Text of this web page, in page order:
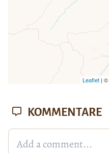
Leaflet| ©
KOMMENTARE